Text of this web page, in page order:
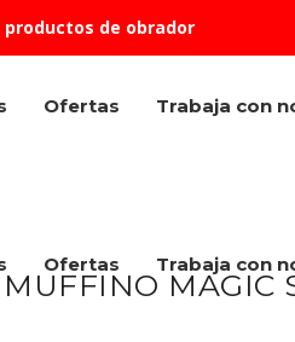
de obrador
Ofertas Trabaja con
Ofertas Trabaja con
MUFFINO MAGIC